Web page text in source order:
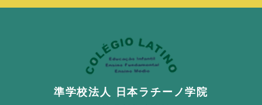
準学校法人 日本ラチーノ学院